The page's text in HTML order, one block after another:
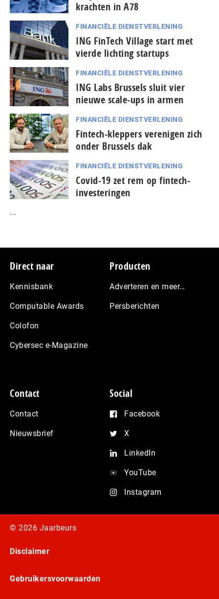
krachten in A78
FINANCIËLE DIENSTVERLENING
ING FinTech Village start met
vierde lichting startups
FINANCIËLE DIENSTVERLENING
ING Labs Brussels sluit vier
nieuwe scale-ups in armen
FINANCIËLE DIENSTVERLENING
Fintech-kleppers verenigen zich
onder Brussels dak
FINANCIËLE DIENSTVERLENING
Covid-19 zet rem op fintech-
investeringen
...
Footer
Direct naar
Kennisbank
Computable Awards
Colofon
Cybersec e-Magazine
Producten
Adverteren en meer…
Persberichten
Contact
Contact
Nieuwsbrief
Social
Facebook
X
LinkedIn
YouTube
Instagram
© 2026 Jaarbeurs
Disclaimer
Gebruikersvoorwaarden